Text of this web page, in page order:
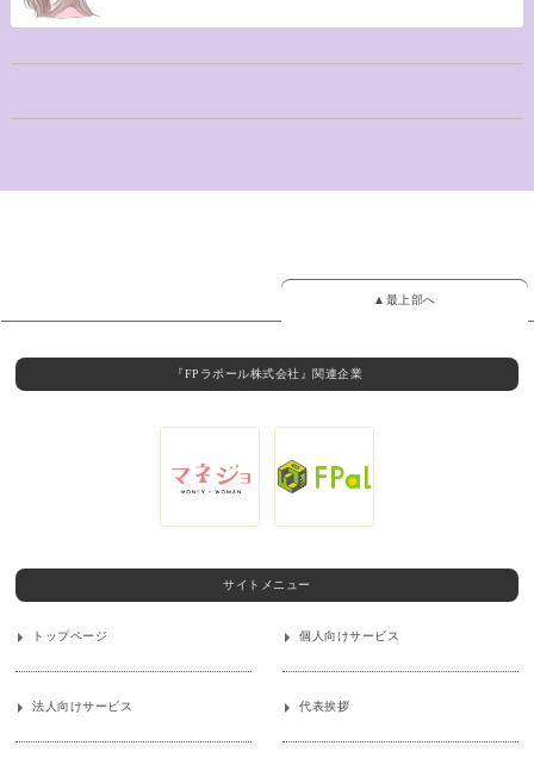
▲最上部へ
『FPラポール株式会社』関連企業
サイトメニュー
トップページ 個人向けサービス
法人向けサービス 代表挨拶